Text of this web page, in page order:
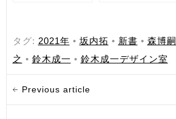
タグ: 2021年 • 坂内拓 • 新書 • 森博嗣
之 • 鈴木成一 • 鈴木成一デザイン室
Previous article